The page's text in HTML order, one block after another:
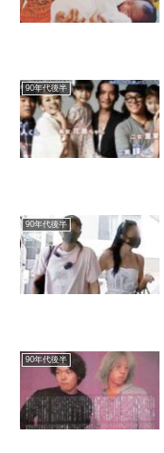
90年代後半
90年代後半
90年代後半